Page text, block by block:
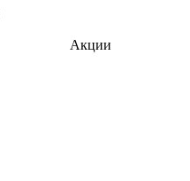
Акции